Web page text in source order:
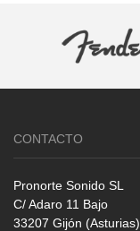
CONTACTO
Pronorte Sonido SL
C/ Adaro 11 Bajo
33207 Gijón (Asturias)